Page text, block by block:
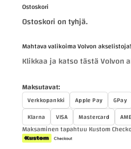
Ostoskori
Ostoskori on tyhjä.
Mahtava valikoima Volvon akselistoja!
Klikkaa ja katso tästä Volvon
Maksutavat:
Verkkopankki Apple Pay GPay
Klarna
VISA Mastercard
Maksaminen tapahtuu Kustom